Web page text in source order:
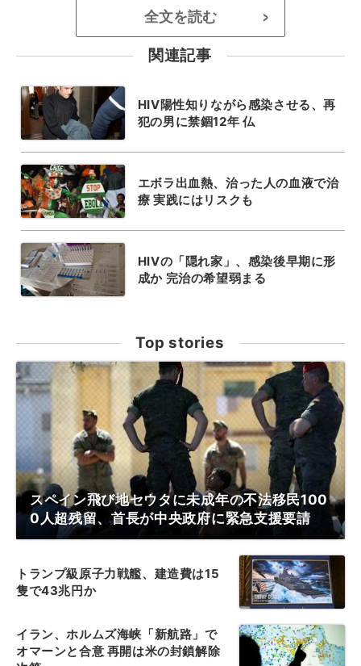
全文を読む >
関連記事
HIV陽性知りながら感染させる、再
犯の男に禁錮12年 仏
エボラ出血熱、治った人の血液で治
療 実践にはリスクも
HIVの「隠れ家」、感染後早期に形
成か 完治の希望弱まる
Top stories
スペイン飛び地セウタに未成年の不法移民100
0人超残留、首長が中央政府に緊急支援要請
トランプ級原子力戦艦、建造費は15
隻で43兆円か
イラン、ホルムズ海峡「新航路」で
オマーンと合意 再開は米の封鎖解除